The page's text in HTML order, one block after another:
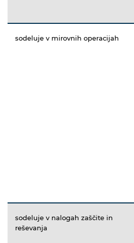
sodeluje v mirovnih operacijah
sodeluje v nalogah zaščite in
reševanja